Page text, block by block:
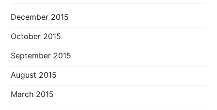
December 2015
October 2015
September 2015
August 2015
March 2015